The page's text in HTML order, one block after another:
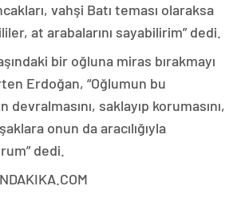
vahşi Batı teması olaraksa
at arabalarını sayabilirim” dedi.
bir oğluna miras bırakmayı
Erdoğan, “Oğlumun bu
saklayıp korumasını,
onun da aracılığıyla
dedi.